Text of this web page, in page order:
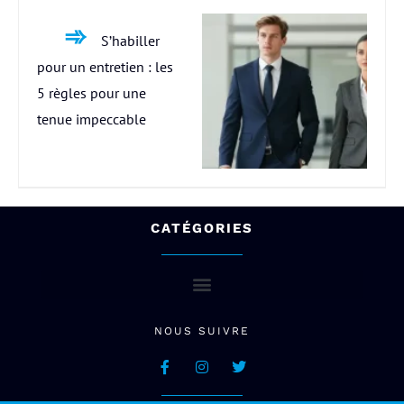
S’habiller
pour un entretien : les
5 règles pour une
tenue impeccable
CATÉGORIES
NOUS SUIVRE